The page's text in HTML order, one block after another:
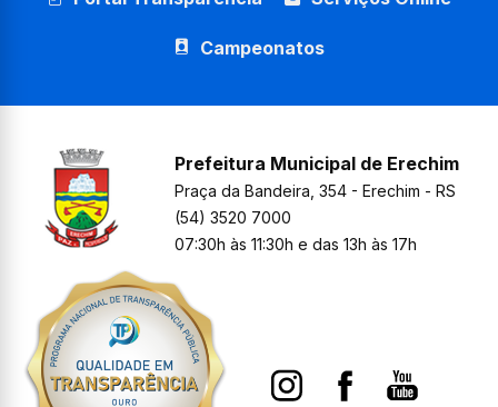
Campeonatos
Prefeitura Municipal de Erechim
Praça da Bandeira, 354 - Erechim - RS
(54) 3520 7000
07:30h às 11:30h e das 13h às 17h